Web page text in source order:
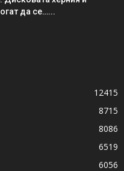
да се…...
12415
8715
8086
6519
6056